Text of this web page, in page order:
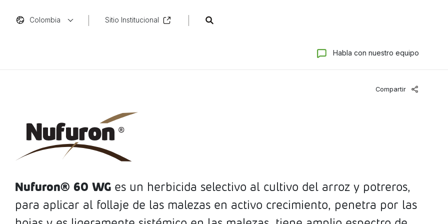
Colombia Sitio Institucional
Habla con nuestro equipo
Compartir
Nufuron® 60 WG es un herbicida selectivo al cultivo del arroz y potreros,
para aplicar al follaje de las malezas en activo crecimiento, penetra por las